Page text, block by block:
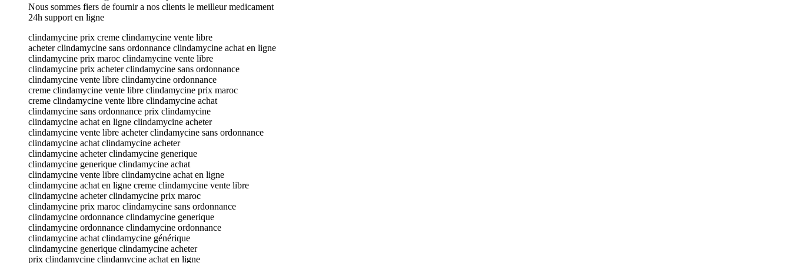
Nous sommes fiers de fournir a nos clients le meilleur medicament
24h support en ligne
clindamycine prix creme clindamycine vente libre
acheter clindamycine sans ordonnance clindamycine achat en ligne
clindamycine prix maroc clindamycine vente libre
clindamycine prix acheter clindamycine sans ordonnance
clindamycine vente libre clindamycine ordonnance
creme clindamycine vente libre clindamycine prix maroc
creme clindamycine vente libre clindamycine achat
clindamycine sans ordonnance prix clindamycine
clindamycine achat en ligne clindamycine acheter
clindamycine vente libre acheter clindamycine sans ordonnance
clindamycine achat clindamycine acheter
clindamycine acheter clindamycine generique
clindamycine generique clindamycine achat
clindamycine vente libre clindamycine achat en ligne
clindamycine achat en ligne creme clindamycine vente libre
clindamycine acheter clindamycine prix maroc
clindamycine prix maroc clindamycine sans ordonnance
clindamycine ordonnance clindamycine generique
clindamycine ordonnance clindamycine ordonnance
clindamycine achat clindamycine générique
clindamycine generique clindamycine acheter
prix clindamycine clindamycine achat en ligne